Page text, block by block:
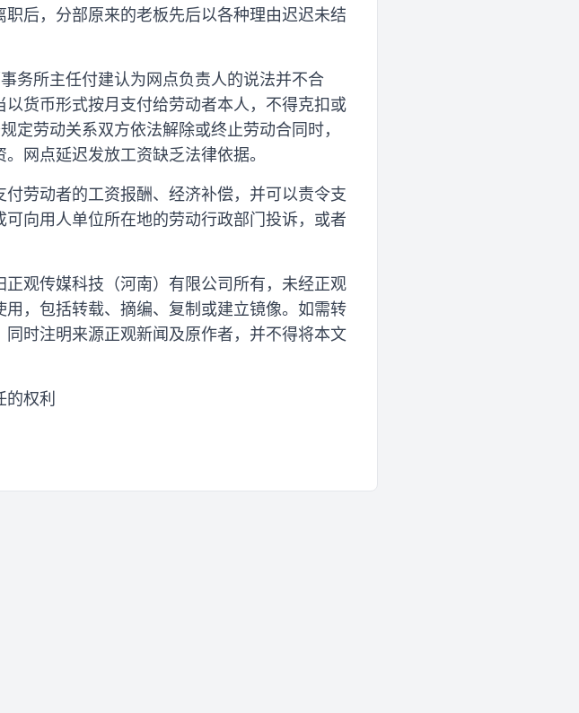
后，分部原来的老板先后以各种理由迟迟未结
务所主任付建认为网点负责人的说法并不合
货币形式按月支付给劳动者本人，不得克扣或
定劳动关系双方依法解除或终止劳动合同时，
网点延迟发放工资缺乏法律依据。
劳动者的工资报酬、经济补偿，并可以责令支
向用人单位所在地的劳动行政部门投诉，或者
观传媒科技（河南）有限公司所有，未经正观
，包括转载、摘编、复制或建立镜像。如需转
时注明来源正观新闻及原作者，并不得将本文
权利